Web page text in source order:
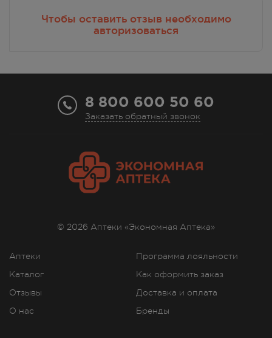
Чтобы оставить отзыв необходимо
авторизоваться
8 800 600 50 60
Заказать обратный звонок
Аптеки
Каталог
Отзывы
О нас
Программа лояльности
Как оформить заказ
Доставка и оплата
Бренды
© 2026 Аптеки «Экономная Аптека»